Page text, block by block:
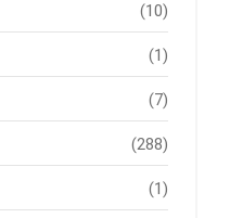
(10)
(1)
(7)
(288)
(1)